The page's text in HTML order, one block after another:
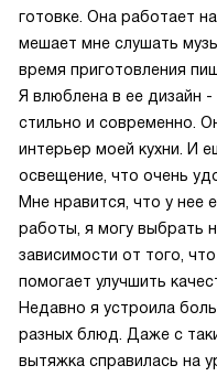
готовке. Она работает
мешает мне слушать
время приготовления
Я влюблена в ее дизайн
стильно и современно.
интерьер моей кухни. И
освещение, что очень
Мне нравится, что у нее
работы, я могу выбрать
зависимости от того,
помогает улучшить
Недавно я устроила
разных блюд. Даже с
вытяжка справилась на